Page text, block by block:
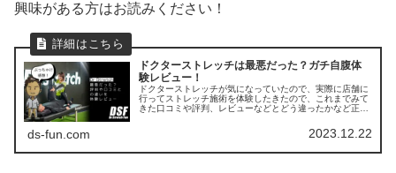
興味がある方はお読みください！
ドクターストレッチは最悪だった？ガチ自腹体
験レビュー！
ドクターストレッチが気になっていたので、実際に店舗に
行ってストレッチ施術を体験したきたので、これまでみて
きた口コミや評判、レビューなどとどう違ったかなど正直
ds-fun.com 2023.12.22